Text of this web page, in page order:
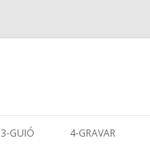
to
3-GUIÓ 4-GRAVAR